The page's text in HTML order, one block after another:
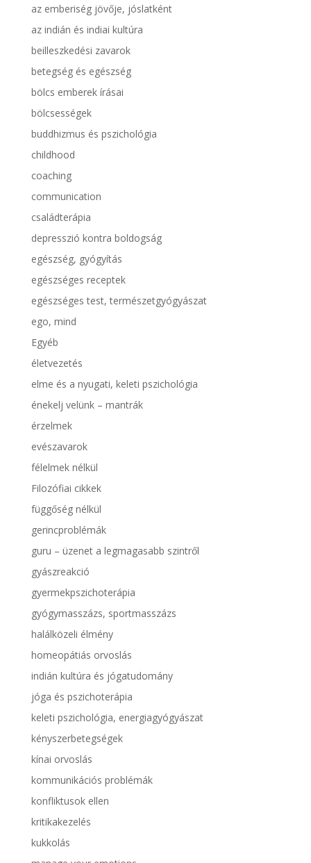
az emberiség jövője, jóslatként
az indián és indiai kultúra
beilleszkedési zavarok
betegség és egészség
bölcs emberek írásai
bölcsességek
buddhizmus és pszichológia
childhood
coaching
communication
családterápia
depresszió kontra boldogság
egészség, gyógyítás
egészséges receptek
egészséges test, természetgyógyászat
ego, mind
Egyéb
életvezetés
elme és a nyugati, keleti pszichológia
énekelj velünk – mantrák
érzelmek
evészavarok
félelmek nélkül
Filozófiai cikkek
függőség nélkül
gerincproblémák
guru – üzenet a legmagasabb szintről
gyászreakció
gyermekpszichoterápia
gyógymasszázs, sportmasszázs
halálközeli élmény
homeopátiás orvoslás
indián kultúra és jógatudomány
jóga és pszichoterápia
keleti pszichológia, energiagyógyászat
kényszerbetegségek
kínai orvoslás
kommunikációs problémák
konfliktusok ellen
kritikakezelés
kukkolás